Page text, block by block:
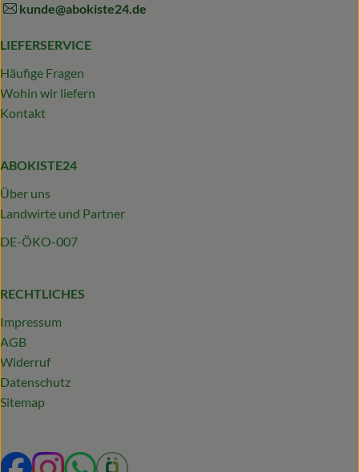
kunde@abokiste24.de
LIEFERSERVICE
Häufige Fragen
Wohin wir liefern
Kontakt
ABOKISTE24
Über uns
Landwirte und Partner
DE-ÖKO-007
RECHTLICHES
Impressum
AGB
Widerruf
Datenschutz
Sitemap
Externer Link zu https://www.facebook.com/
Externer Link zu https://www.instagram.com/
Externer Link zu https://wa.me/492319231340
Externer Link zu https://